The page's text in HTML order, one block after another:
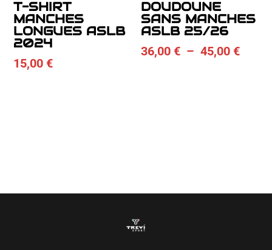
T-SHIRT
MANCHES
LONGUES ASLB
2024
15,00€
DOUDOUNE
SANS MANCHES
ASLB 25/26
36,00€ – 45,00€Plage